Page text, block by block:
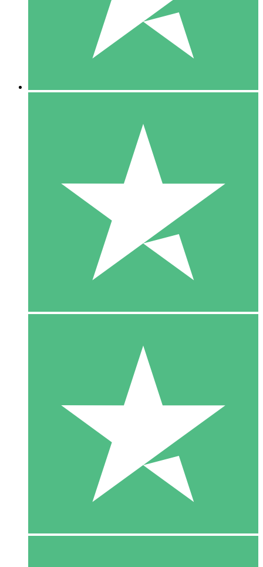
10 00
10 Downloads
20 00